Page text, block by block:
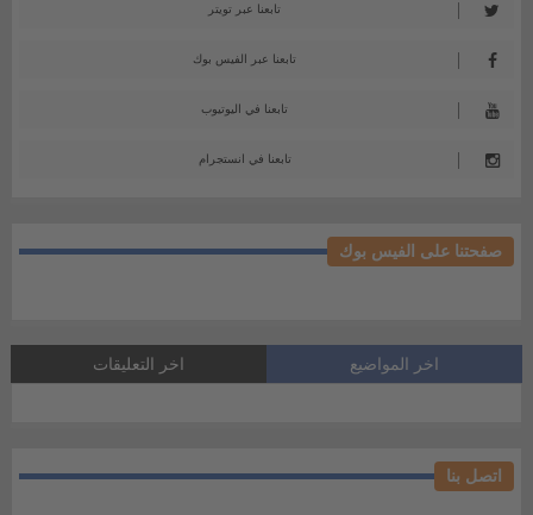
تابعنا عبر تويتر
تابعنا عبر الفيس بوك
تابعنا في اليوتيوب
تابعنا في انستجرام
صفحتنا على الفيس بوك
اخر المواضيع اخر التعليقات
اتصل بنا